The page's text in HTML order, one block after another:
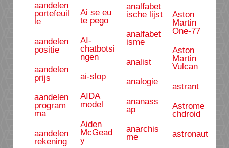
aandelen
portefeuil
le
aandelen
positie
aandelen
prijs
aandelen
program
ma
aandelen
rekening
Ai se eu
te pego
AI-
chatbotsi
ngen
ai-slop
AIDA
model
Aiden
McGead
y
analfabet
ische lijst
analfabet
isme
analist
analogie
ananass
ap
anarchis
me
Aston
Martin
One-77
Aston
Martin
Vulcan
astrant
Astrome
chdroid
astronaut